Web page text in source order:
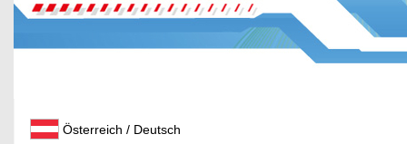
Österreich / Deutsch